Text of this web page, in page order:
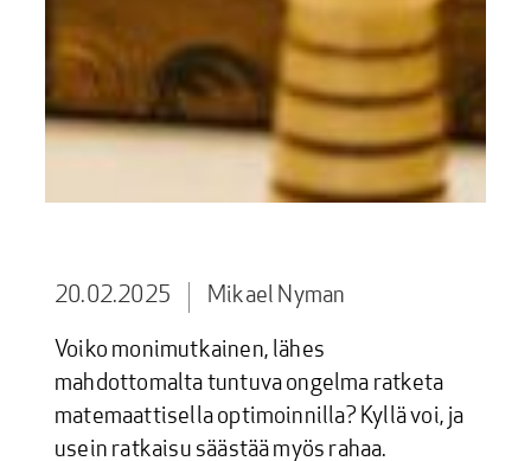
20.02.2025 Mikael Nyman
Voiko monimutkainen, lähes
mahdottomalta tuntuva ongelma ratketa
matemaattisella optimoinnilla? Kyllä voi, ja
usein ratkaisu säästää myös rahaa.